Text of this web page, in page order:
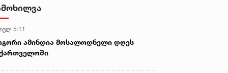
მოეფერა და
ქალს
წამოუვიდა... არ
რა ბედნიერება
მთელი ცხოვრება
კვაშალი 62 წლის
არასწორად მოიქცა, თუმცა
ეპოქაში სხვანაირად ხდება -
პროკურორი
5:11
ამინდია მოსალოდნელი დღეს